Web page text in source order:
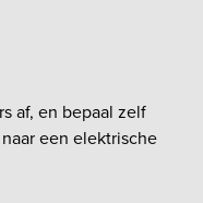
af, en bepaal zelf
een elektrische